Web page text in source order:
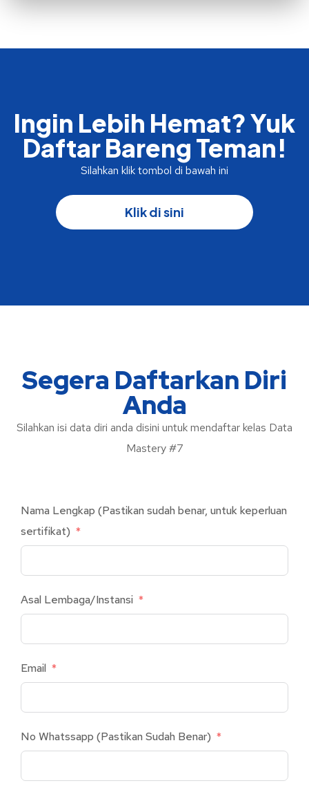
Ingin Lebih Hemat? Yuk
Daftar Bareng Teman!
Silahkan klik tombol di bawah ini
Klik di sini
Segera Daftarkan Diri
Anda
Silahkan isi data diri anda disini untuk mendaftar kelas Data
Mastery #7
Nama Lengkap (Pastikan sudah benar, untuk keperluan
sertifikat)
Asal Lembaga/Instansi
Email
No Whatssapp (Pastikan Sudah Benar)